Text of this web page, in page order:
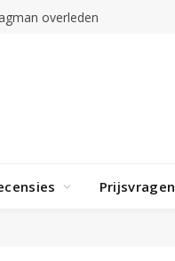
overleden
Prijsvragen